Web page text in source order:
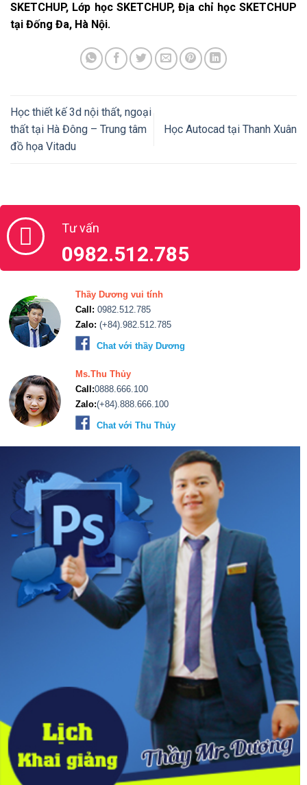
SKETCHUP, Lớp học SKETCHUP, Địa chỉ học SKETCHUP
tại Đống Đa, Hà Nội.
Học thiết kế 3d nội thất, ngoại
thất tại Hà Đông – Trung tâm
đồ họa Vitadu
Học Autocad tại Thanh Xuân
Tư vấn
0982.512.785
Thầy Dương vui tính
Call: 0982.512.785
Zalo: (+84).982.512.785
Chat với thầy Dương
Ms.Thu Thủy
Call:0888.666.100
Zalo:(+84).888.666.100
Chat với Thu Thủy